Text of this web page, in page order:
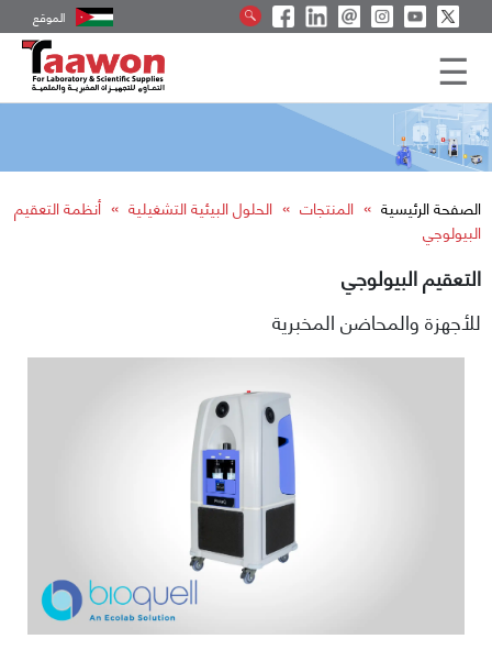
الموقع
الصفحة الرئيسية » المنتجات » الحلول البيئية التشغيلية » أنظمة التعقيم
البيولوجي
التعقيم البيولوجي
للأجهزة والمحاضن المخبرية